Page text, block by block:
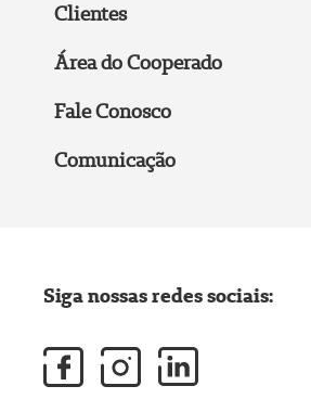
Clientes
Área do Cooperado
Fale Conosco
Comunicação
Siga nossas redes sociais: